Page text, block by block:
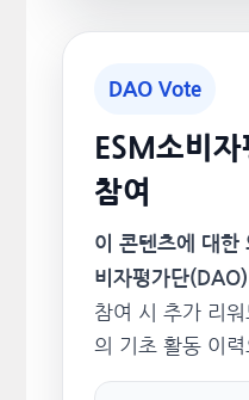
DAO Vote
ESM소비
참여
이 콘텐츠에 대한
비자평가단
참여 시 추가 리
의 기초 활동 이력